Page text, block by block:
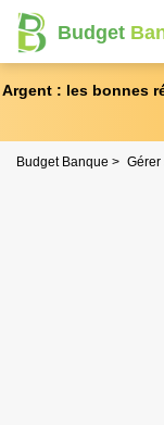
Budget
Argent : les bonnes
Budget Banque Gérer